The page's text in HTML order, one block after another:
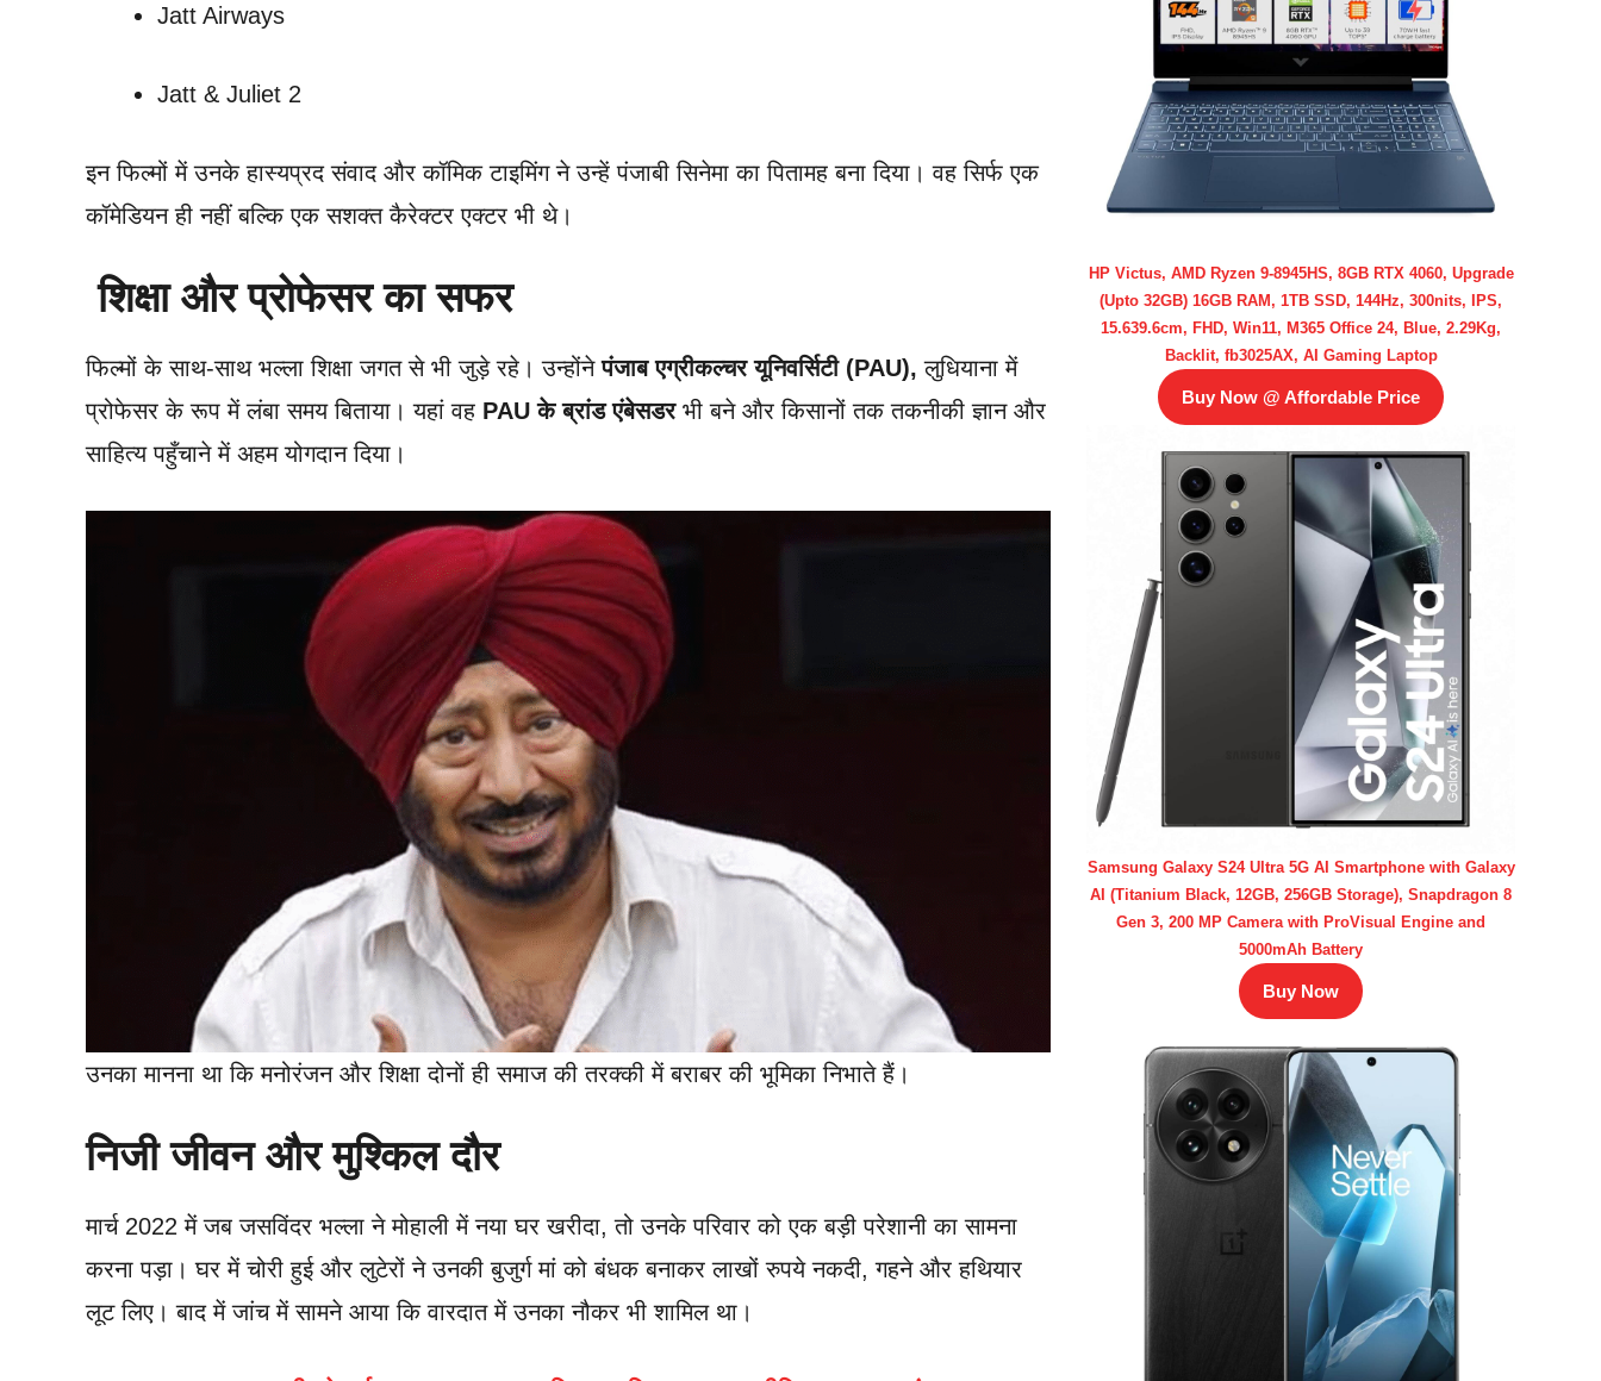
Jatt Airways
Jatt & Juliet 2
इन फिल्मों में उनके हास्यप्रद संवाद और कॉमिक टाइमिंग ने उन्हें पंजाबी सिनेमा का पितामह बना दिया। वह सिर्फ एक
कॉमेडियन ही नहीं बल्कि एक सशक्त कैरेक्टर एक्टर भी थे।
शिक्षा और प्रोफेसर का सफर
फिल्मों के साथ-साथ भल्ला शिक्षा जगत से भी जुड़े रहे। उन्होंनेपंजाब एग्रीकल्चर यूनिवर्सिटी (PAU), लुधियाना में
प्रोफेसर के रूप में लंबा समय बिताया। यहां वह PAU के ब्रांड एंबेसडरभी बने और किसानों तक तकनीकी ज्ञान और
साहित्य पहुँचाने में अहम योगदान दिया।
उनका मानना था कि मनोरंजन और शिक्षा दोनों ही समाज की तरक्की में बराबर की भूमिका निभाते हैं।
निजी जीवन और मुश्किल दौर
मार्च 2022 में जब जसविंदर भल्ला ने मोहाली में नया घर खरीदा, तो उनके परिवार को एक बड़ी परेशानी का सामना
करना पड़ा। घर में चोरी हुई और लुटेरों ने उनकी बुजुर्ग मां को बंधक बनाकर लाखों रुपये नकदी, गहने और हथियार
लूट लिए। बाद में जांच में सामने आया कि वारदात में उनका नौकर भी शामिल था।
HP Victus, AMD Ryzen 9-8945HS, 8GB RTX 4060, Upgrade
(Upto 32GB) 16GB RAM, 1TB SSD, 144Hz, 300nits, IPS,
15.639.6cm, FHD, Win11, M365 Office 24, Blue, 2.29Kg,
Backlit, fb3025AX, AI Gaming Laptop
Buy Now @ Affordable Price
Samsung Galaxy S24 Ultra 5G AI Smartphone with Galaxy
AI (Titanium Black, 12GB, 256GB Storage), Snapdragon 8
Gen 3, 200 MP Camera with ProVisual Engine and
5000mAh Battery
Buy Now